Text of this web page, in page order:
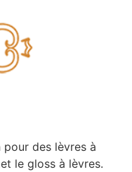
pour des lèvres à
le gloss à lèvres.